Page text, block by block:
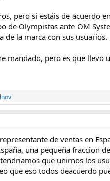
pero si estáis de acuerdo
de Olympistas ante OM
de la marca con sus usuarios.
mandado, pero es que
de ventas en
una pequeña fraccion
que unirnos los
que eso todos deacuerdo